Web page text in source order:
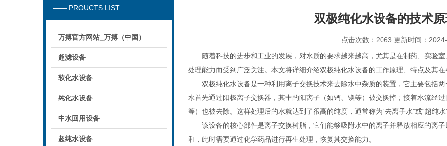
—— PROUCTS LIST
万搏官方网站_万搏（中国）
超滤设备
软化水设备
纯化水设备
中水回用设备
超纯水设备
双极纯化水设备的技术原
点击次数：2063 更新时间：
随着科技的进步和工业的发展，对水质的要求越来越高，尤其是在制药、实验室
处理能力而受到广泛关注。本文将详细介绍双极纯化水设备的工作原理、特点及其在
双极纯化水设备是一种利用离子交换技术来去除水中杂质的装置，它主要包括两
水首先通过阳极离子交换器，其中的阳离子（如钙、镁等）被交换掉；接着水流经
等）也被去除。这样处理后的水就达到了很高的纯度，通常称为“去离子水”或“超纯水”
该设备的核心部件是离子交换树脂，它们能够吸附水中的离子并释放相应的离子
和，此时需要通过化学药品进行再生处理，恢复其交换能力。